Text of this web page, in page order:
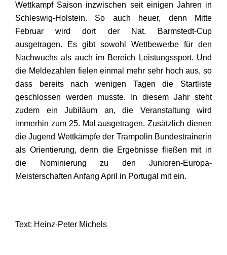
Wettkampf Saison inzwischen seit einigen Jahren in
Schleswig-Holstein. So auch heuer, denn Mitte
Februar wird dort der Nat. Barmstedt-Cup
ausgetragen. Es gibt sowohl Wettbewerbe für den
Nachwuchs als auch im Bereich Leistungssport. Und
die Meldezahlen fielen einmal mehr sehr hoch aus, so
dass bereits nach wenigen Tagen die Startliste
geschlossen werden musste. In diesem Jahr steht
zudem ein Jubiläum an, die Veranstaltung wird
immerhin zum 25. Mal ausgetragen. Zusätzlich dienen
die Jugend Wettkämpfe der Trampolin Bundestrainerin
als Orientierung, denn die Ergebnisse fließen mit in
die Nominierung zu den Junioren-Europa-
Meisterschaften Anfang April in Portugal mit ein.
Text: Heinz-Peter Michels